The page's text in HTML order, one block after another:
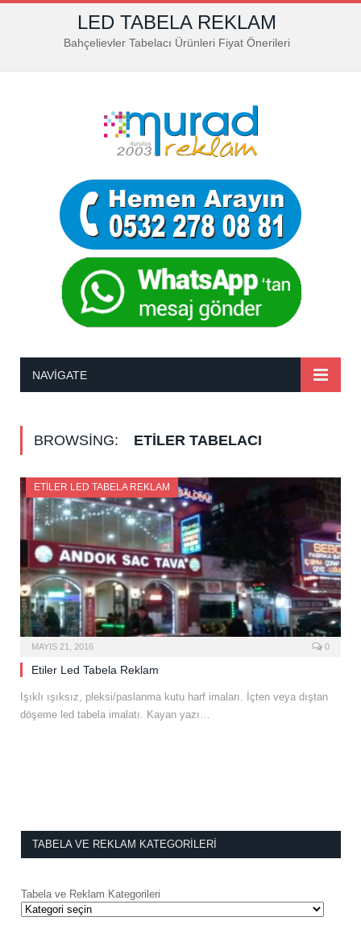
LED TABELA REKLAM
Bahçelievler Tabelacı Ürünleri Fiyat Önerileri
NAVIGATE
BROWSING: ETILER TABELACI
ETILER LED TABELA REKLAM
MAYIS 21, 2016 0
Etiler Led Tabela Reklam
Işıklı ışıksız, pleksi/paslanma kutu harf imaları. İçten veya dıştan
döşeme led tabela imalatı. Kayan yazı…
TABELA VE REKLAM KATEGORILERI
Tabela ve Reklam Kategorileri